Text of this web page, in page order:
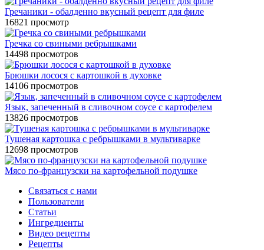
Гречаники - обалденно вкусный рецепт для филе
16821 просмотр
Гречка со свиными ребрышками
14498 просмотров
Брюшки лосося с картошкой в духовке
14106 просмотров
Язык, запеченный в сливочном соусе с картофелем
13826 просмотров
Тушеная картошка с ребрышками в мультиварке
12698 просмотров
Мясо по-французски на картофельной подушке
Связаться с нами
Пользователи
Статьи
Ингредиенты
Видео рецепты
Рецепты